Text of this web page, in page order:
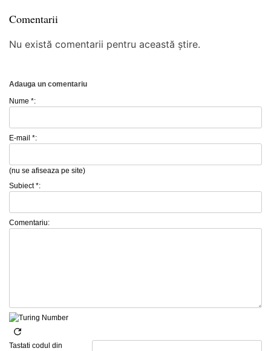
Comentarii
Nu există comentarii pentru această știre.
Adauga un comentariu
Nume *:
E-mail *:
(nu se afiseaza pe site)
Subiect *:
Comentariu:
Tastati codul din